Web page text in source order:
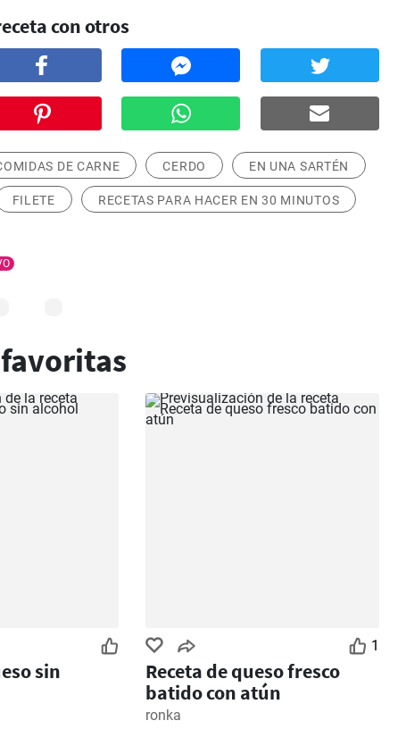
con otros
DE CARNE CERDO EN UNA SARTÉN
FILETE RECETAS PARA HACER EN 30 MINUTOS
sin
1
Receta de queso fresco
batido con atún
ronka